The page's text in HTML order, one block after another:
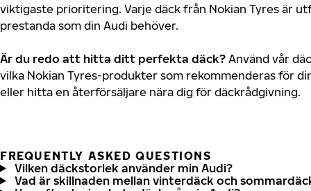
viktigaste prioritering. Varje däck från Nokian Tyres är
prestanda som din Audi behöver.
Är du redo att hitta ditt perfekta däck? Använd vår
vilka Nokian Tyres-produkter som rekommenderas för
eller hitta en återförsäljare nära dig för däckrådgivning.
FREQUENTLY ASKED QUESTIONS
Vilken däckstorlek använder min Audi?
Vad är skillnaden mellan vinterdäck och